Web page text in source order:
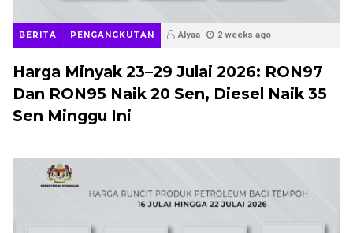
BERITA PENGANGKUTAN Alyaa 2 weeks ago
Harga Minyak 23–29 Julai 2026: RON97
Dan RON95 Naik 20 Sen, Diesel Naik 35
Sen Minggu Ini